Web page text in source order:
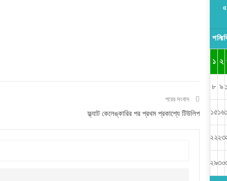
পরের সংবাদ
ফ্ল্যাট কেলেঙ্কারির পর প্রথম প্রকাশ্যে টিউলিপ
«
শনি
১ ২
৮ ৯
১৫১৬
২২২৩
২৯৩০